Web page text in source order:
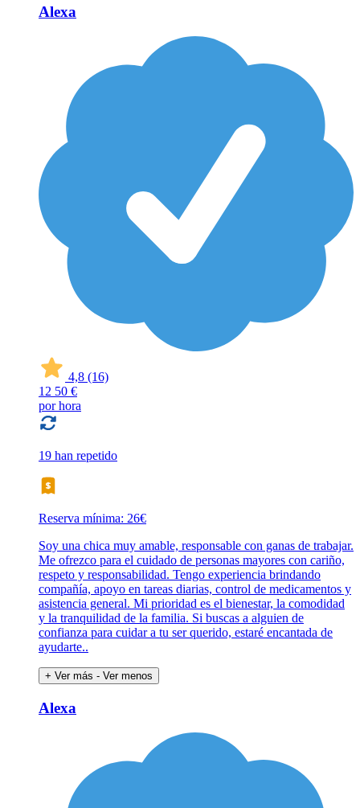
Alexa
4,8 (16)
12 50 €
por hora
19 han repetido
Reserva mínima: 26€
Soy una chica muy amable, responsable con ganas de trabajar.
Me ofrezco para el cuidado de personas mayores con cariño,
respeto y responsabilidad. Tengo experiencia brindando
compañía, apoyo en tareas diarias, control de medicamentos y
asistencia general. Mi prioridad es el bienestar, la comodidad
y la tranquilidad de la familia. Si buscas a alguien de
confianza para cuidar a tu ser querido, estaré encantada de
ayudarte..
+ Ver más - Ver menos
Alexa